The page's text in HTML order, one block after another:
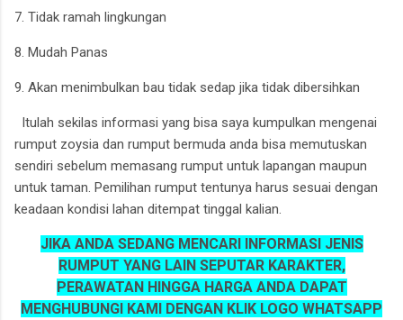
7. Tidak ramah lingkungan
8. Mudah Panas
9. Akan menimbulkan bau tidak sedap jika tidak dibersihkan
Itulah sekilas informasi yang bisa saya kumpulkan mengenai
rumput zoysia dan rumput bermuda anda bisa memutuskan
sendiri sebelum memasang rumput untuk lapangan maupun
untuk taman. Pemilihan rumput tentunya harus sesuai dengan
keadaan kondisi lahan ditempat tinggal kalian.
JIKA ANDA SEDANG MENCARI INFORMASI JENIS
RUMPUT YANG LAIN SEPUTAR KARAKTER,
PERAWATAN HINGGA HARGA ANDA DAPAT
MENGHUBUNGI KAMI DENGAN KLIK LOGO WHATSAPP